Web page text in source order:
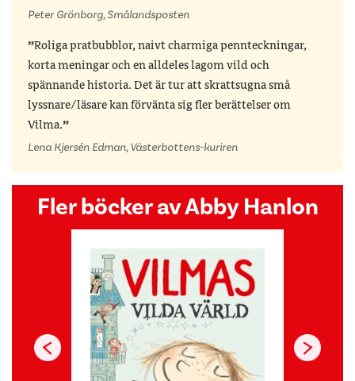
Peter Grönborg, Smålandsposten
Roliga pratbubblor, naivt charmiga pennteckningar,
korta meningar och en alldeles lagom vild och
spännande historia. Det är tur att skrattsugna små
lyssnare/läsare kan förvänta sig fler berättelser om
Vilma.
Lena Kjersén Edman, Västerbottens-kuriren
Fler böcker av Abby Hanlon